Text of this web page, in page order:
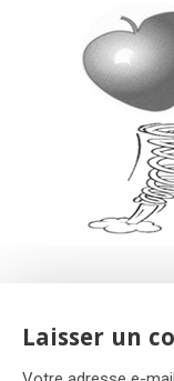
Laisser un